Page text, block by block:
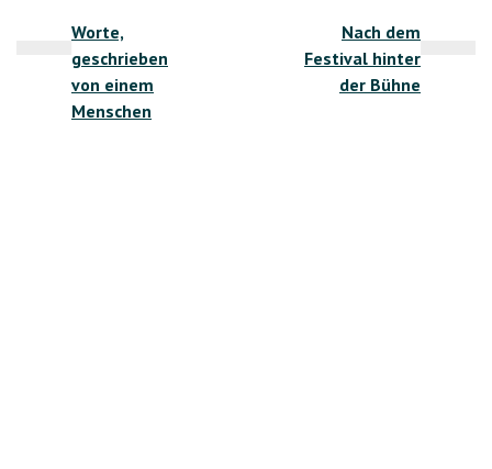
Worte,
geschrieben
von einem
Menschen
Nach dem
Festival hinter
der Bühne